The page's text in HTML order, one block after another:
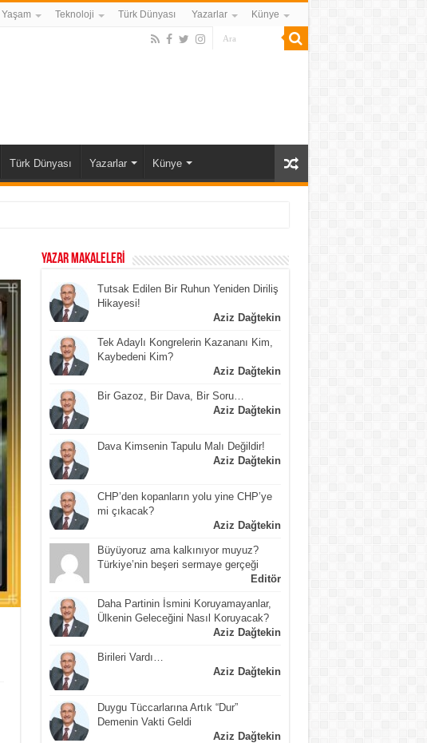
Yaşam Teknoloji Türk Dünyası Yazarlar Künye
Türk Dünyası Yazarlar Künye
YAZAR MAKALELERİ
Tutsak Edilen Bir Ruhun Yeniden Diriliş
Hikayesi!
Aziz Dağtekin
Tek Adaylı Kongrelerin Kazananı Kim,
Kaybedeni Kim?
Aziz Dağtekin
Bir Gazoz, Bir Dava, Bir Soru…
Aziz Dağtekin
Dava Kimsenin Tapulu Malı Değildir!
Aziz Dağtekin
CHP’den kopanların yolu yine CHP’ye
mi çıkacak?
Aziz Dağtekin
Büyüyoruz ama kalkınıyor muyuz?
Türkiye’nin beşeri sermaye gerçeği
Editör
Daha Partinin İsmini Koruyamayanlar,
Ülkenin Geleceğini Nasıl Koruyacak?
Aziz Dağtekin
Birileri Vardı…
Aziz Dağtekin
Duygu Tüccarlarına Artık “Dur”
Demenin Vakti Geldi
Aziz Dağtekin